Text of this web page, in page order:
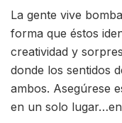
La gente vive
forma que éstos
creatividad y
donde los sentidos
ambos. Asegúrese
en un solo